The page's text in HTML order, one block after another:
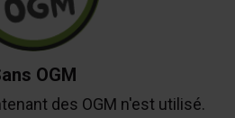
OGM
des OGM n'est utilisé.